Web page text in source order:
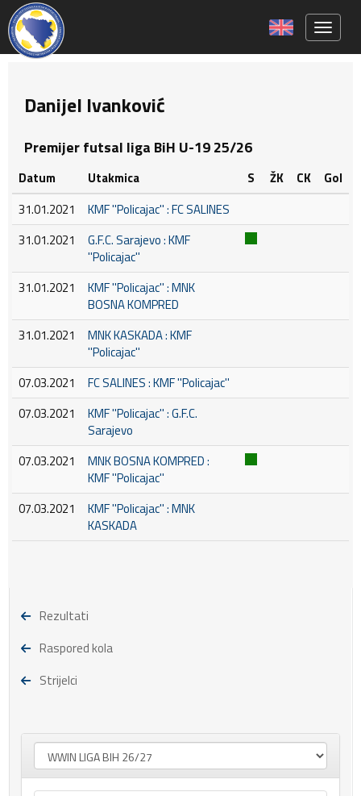
Danijel Ivanković
Premijer futsal liga BiH U-19 25/26
Datum Utakmica S ŽK CK
Gol
31.01.2021
KMF ''Policajac'' : FC SALINES
31.01.2021
G.F.C. Sarajevo : KMF
''Policajac''
31.01.2021
KMF ''Policajac'' : MNK
BOSNA KOMPRED
31.01.2021
MNK KASKADA : KMF
''Policajac''
07.03.2021
FC SALINES : KMF ''Policajac''
07.03.2021
KMF ''Policajac'' : G.F.C.
Sarajevo
07.03.2021
MNK BOSNA KOMPRED :
KMF ''Policajac''
07.03.2021
KMF ''Policajac'' : MNK
KASKADA
Rezultati
Raspored kola
Strijelci